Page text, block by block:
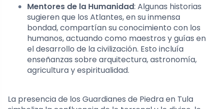
Mentores de la Humanidad: Algunas historias
sugieren que los Atlantes, en su inmensa
bondad, compartían su conocimiento con los
humanos, actuando como maestros y guías en
el desarrollo de la civilización. Esto incluía
enseñanzas sobre arquitectura, astronomía,
agricultura y espiritualidad.
La presencia de los Guardianes de Piedra en Tula